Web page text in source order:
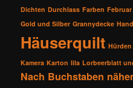
Dichten Durchlass Farben Februar
Gold und Silber Grannydecke
Häuserquilt Hürden
Kamera Karton lila Lorbeerblatt
Nach Buchstaben